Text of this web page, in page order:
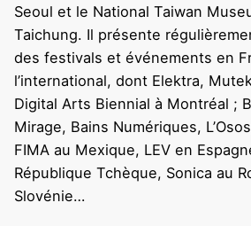
Seoul et le National Taiwan
Taichung. Il présente
des festivals et événements en
l’international, dont Elektra,
Digital Arts Biennial à Montréal ;
Mirage, Bains Numériques,
FIMA au Mexique, LEV en
République Tchèque, Sonica au
Slovénie…